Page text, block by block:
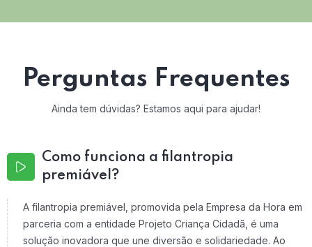
Perguntas Frequentes
Ainda tem dúvidas? Estamos aqui para ajudar!
Como funciona a filantropia
premiável?
A filantropia premiável, promovida pela Empresa da Hora em
parceria com a entidade Projeto Criança Cidadã, é uma
solução inovadora que une diversão e solidariedade. Ao